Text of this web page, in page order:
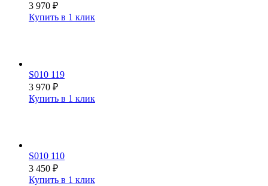
3 970 ₽
Купить в 1 клик
S010 119
3 970 ₽
Купить в 1 клик
S010 110
3 450 ₽
Купить в 1 клик